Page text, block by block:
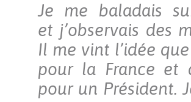
Je me baladais
et j’observais des
Il me vint l’idée
pour la France et
pour un Président.